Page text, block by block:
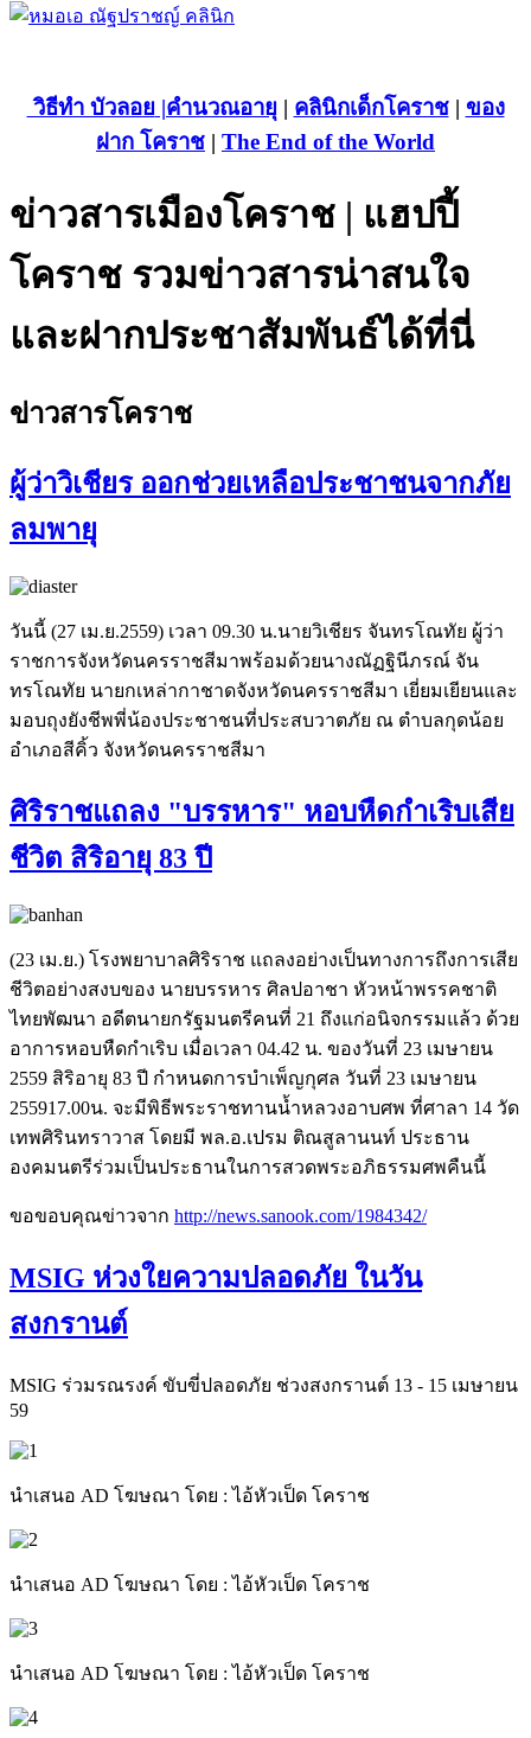
วิธีทำ บัวลอย |คำนวณอายุ | คลินิกเด็กโคราช| ของ
ฝาก โคราช | The End of the World
ข่าวสารเมืองโคราช | แฮปปี้
โคราช รวมข่าวสารน่าสนใจ
และฝากประชาสัมพันธ์ได้ที่นี่
ข่าวสารโคราช
ผู้ว่าวิเชียร ออกช่วยเหลือประชาชนจากภัย
ลมพายุ
วันนี้ (27 เม.ย.2559) เวลา 09.30 น.นายวิเชียร จันทรโณทัย ผู้ว่า
ราชการจังหวัดนครราชสีมาพร้อมด้วยนางณัฏฐินีภรณ์ จัน
ทรโณทัย นายกเหล่ากาชาดจังหวัดนครราชสีมา เยี่ยมเยียนและ
มอบถุงยังชีพพี่น้องประชาชนที่ประสบวาตภัย ณ ตำบลกุดน้อย
อำเภอสีคิ้ว จังหวัดนครราชสีมา
ศิริราชแถลง "บรรหาร" หอบหืดกำเริบเสีย
ชีวิต สิริอายุ 83 ปี
(23 เม.ย.) โรงพยาบาลศิริราช แถลงอย่างเป็นทางการถึงการเสีย
ชีวิตอย่างสงบของ นายบรรหาร ศิลปอาชา หัวหน้าพรรคชาติ
ไทยพัฒนา อดีตนายกรัฐมนตรีคนที่ 21 ถึงแก่อนิจกรรมแล้ว ด้วย
อาการหอบหืดกำเริบ เมื่อเวลา 04.42 น. ของวันที่ 23 เมษายน
2559 สิริอายุ 83 ปี กำหนดการบำเพ็ญกุศล วันที่ 23 เมษายน
255917.00น. จะมีพิธีพระราชทานน้ำหลวงอาบศพ ที่ศาลา 14 วัด
เทพศิรินทราวาส โดยมี พล.อ.เปรม ติณสูลานนท์ ประธาน
องคมนตรีร่วมเป็นประธานในการสวดพระอภิธรรมศพคืนนี้
ขอขอบคุณข่าวจาก http://news.sanook.com/1984342/
MSIG ห่วงใยความปลอดภัย ในวัน
สงกรานต์
MSIG ร่วมรณรงค์ ขับขี่ปลอดภัย ช่วงสงกรานต์ 13 - 15 เมษายน
59
นำเสนอ AD โฆษณา โดย : ไอ้หัวเป็ด โคราช
นำเสนอ AD โฆษณา โดย : ไอ้หัวเป็ด โคราช
นำเสนอ AD โฆษณา โดย : ไอ้หัวเป็ด โคราช